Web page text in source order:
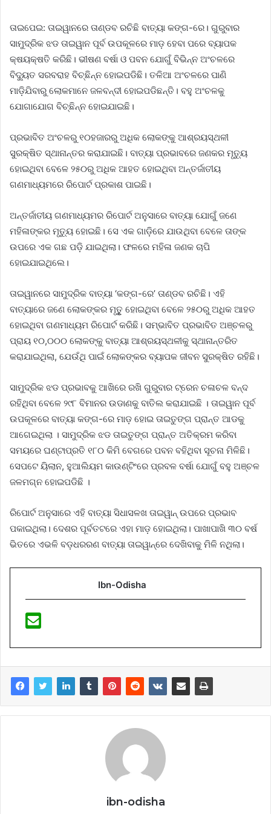
ତାଇପେଇ: ତାଇୱାନରେ ତାଣ୍ଡବ ରଚିଛି ବାତ୍ୟା କଙ୍ଗ-ରେ। ଗୁରୁବାର
ସାମୁଦ୍ରିକ ଝଡ ତାଇୱାନ ପୂର୍ବ ଉପକୂଳରେ ମାଡ଼ ହେବା ପରେ ବ୍ୟାପକ
କ୍ଷୟକ୍ଷତି କରିଛି। ଭୀଷଣ ବର୍ଷା ଓ ପବନ ଯୋଗୁଁ ବିଭିନ୍ନ ଅଂଚଳରେ
ବିଦ୍ୟୁତ ସରବରାହ ବିଚ୍ଛିନ୍ନ ହୋଇପଡିଛି। ତଳିଆ ଅଂଚଳରେ ପାଣି
ମାଡ଼ିଯିବାରୁ ଲୋକମାନେ ଜଳବନ୍ଦୀ ହୋଇପଡିଛନ୍ତି। ବହୁ ଅଂଚଳକୁ
ଯୋଗାଯୋଗ ବିଚ୍ଛିନ୍ନ ହୋଇଯାଇଛି।
ପ୍ରଭାବିତ ଅଂଚଳରୁ ୧୦ହଜାରରୁ ଅଧିକ ଲୋକଙ୍କୁ ଆଶ୍ରୟସ୍ଥଳୀ
ସୁରକ୍ଷିତ ସ୍ଥାନାନ୍ତର କରାଯାଇଛି। ବାତ୍ୟା ପ୍ରଭାବରେ ଜଣକର ମୃତ୍ୟୁ
ହୋଇଥିବା ବେଳେ ୨୫୦ରୁ ଅଧିକ ଆହତ ହୋଇଥିବା ଅନ୍ତର୍ଜାତୀୟ
ଗଣମାଧ୍ୟମରେ ରିପୋର୍ଟ ପ୍ରକାଶ ପାଇଛି।
ଅନ୍ତର୍ଜାତୀୟ ଗଣମାଧ୍ୟମର ରିପୋର୍ଟ ଅନୁସାରେ ବାତ୍ୟା ଯୋଗୁଁ ଜଣେ
ମହିଳାଙ୍କର ମୃତ୍ୟୁ ହୋଇଛି। ସେ ଏକ ଗାଡ଼ିରେ ଯାଉଥିବା ବେଳେ ତାଙ୍କ
ଉପରେ ଏକ ଗଛ ପଡ଼ି ଯାଇଥିଲା। ଫଳରେ ମହିଳା ଜଣକ ଚାପି
ହୋଇଯାଇଥିଲେ।
ତାଇୱାନରେ ସାମୁଦ୍ରିକ ବାତ୍ୟା ‘କଙ୍ଗ-ରେ’ ତାଣ୍ଡବ ରଚିଛି। ଏହି
ବାତ୍ୟାରେ ଜଣେ ଲୋକଙ୍କର ମୃତୁୃ ହୋଇଥିବା ବେଳେ ୨୫୦ରୁ ଅଧିକ ଆହତ
ହୋଇଥିବା ଗଣମାଧ୍ୟମ ରିପୋର୍ଟ କରିଛି। ସମ୍ଭାବିତ ପ୍ରଭାବିତ ଅଞ୍ଚଳରୁ
ପ୍ରାୟ ୧୦,୦୦୦ ଲୋକଙ୍କୁ ବାତ୍ୟା ଆଶ୍ରୟସ୍ଥଳୀକୁ ସ୍ଥାନାନ୍ତରିତ
କରାଯାଇଥିଲା, ଯେଉଁଥି ପାଇଁ ଲୋକଙ୍କର ବ୍ୟାପକ ଜୀବନ ସୁରକ୍ଷିତ ରହିଛି।
ସାମୁଦ୍ରିକ ଝଡ ପ୍ରଭାବକୁ ଆଖିରେ ରଖି ଗୁରୁବାର ଟ୍ରେନ ଚଳାଚଳ ବନ୍ଦ
ରହିଥିବା ବେଳେ ୨୯୮ ବିମାନର ଉଡାଣକୁ ବାତିଲ କରାଯାଇଛି । ତାଇୱାନ ପୂର୍ବ
ଉପକୂଳରେ ବାତ୍ୟା କଙ୍ଗ-ରେ ମାଡ଼ ହୋଇ ତାଇତୁଙ୍ଗ ପ୍ରାନ୍ତ ଆଡକୁ
ଆଗେଇଥିଲା । ସାମୁଦ୍ରିକ ଝଡ ତାଇତୁଙ୍ଗ ପ୍ରାନ୍ତ ଅତିକ୍ରମ କରିବା
ସମୟରେ ଘଣ୍ଟାପ୍ରତି ୧୮୦ କିମି ବେଗରେ ପବନ ବହିଥିବା ସୂଚନା ମିଳିଛି।
ସେପଟେ ୟିଲାନ, ହୁଆଲିୟମ କାଉଣ୍ଟିଂରେ ପ୍ରବଳ ବର୍ଷା ଯୋଗୁଁ ବହୁ ଅଞ୍ଚଳ
ଜଳମଗ୍ନ ହୋଇପଡିଛି ।
ରିପୋର୍ଟ ଅନୁସାରେ ଏହି ବାତ୍ୟା ସିଧାସଳଖ ତାଇୱାନ୍ ଉପରେ ପ୍ରଭାବ
ପକାଇଥିଲା। ଦେଶର ପୂର୍ବତଟରେ ଏହା ମାଡ଼ ହୋଇଥିଲା। ପାଖାପାଖି ୩୦ ବର୍ଷ
ଭିତରେ ଏଭଳି ବଡ଼ଧରରଣ ବାତ୍ୟା ତାଇୱାନ୍ରେ ଦେଖିବାକୁ ମିଳି ନଥିଲା।
Ibn-Odisha
ibn-odisha